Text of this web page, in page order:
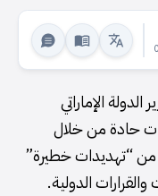
الإماراتي
حادة من خلال
“تهديدات خطيرة”
الدولية.